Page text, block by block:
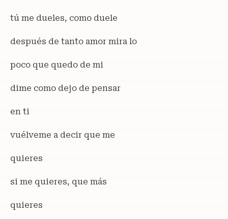
tú me dueles, como duele
después de tanto amor mira lo
poco que quedo de mi
dime como dejo de pensar
en ti
vuélveme a decir que me
quieres
si me quieres, que más
quieres